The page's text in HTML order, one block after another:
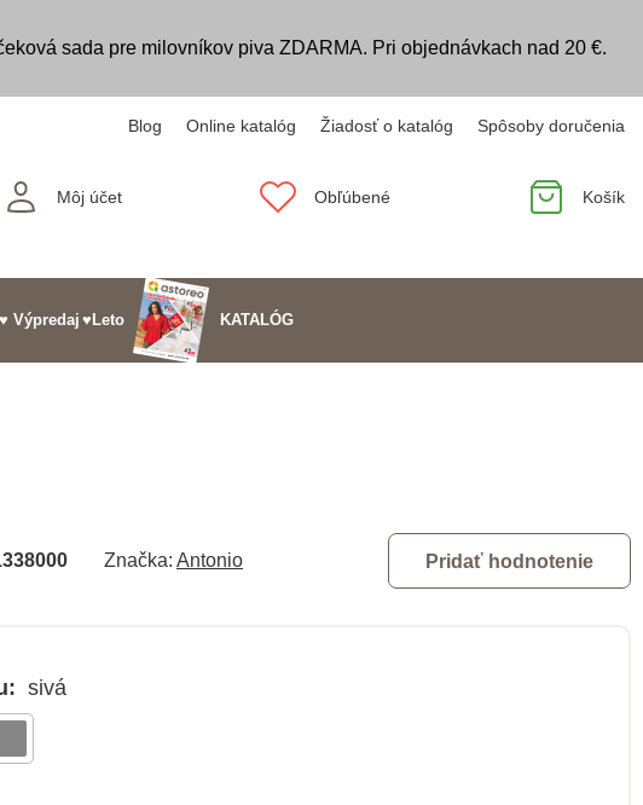
sada pre milovníkov piva ZDARMA. Pri objednávkach nad 20 €.
Blog Online katalóg Žiadosť o katalóg Spôsoby doručenia
Môj účet Obľúbené Košík
♥ Výpredaj ♥Leto KATALÓG
Značka: Antonio Pridať hodnotenie
sivá